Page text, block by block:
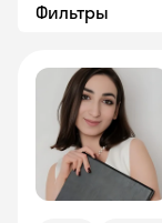
Фильтры